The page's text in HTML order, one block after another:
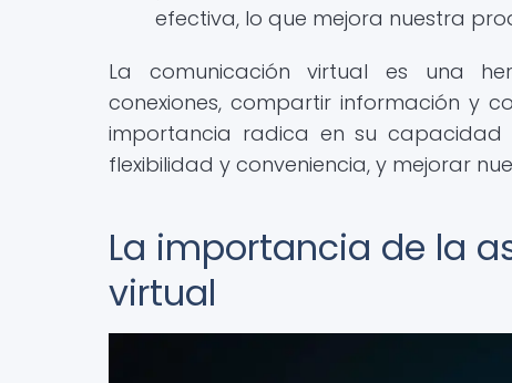
efectiva, lo que mejora nuestra
La comunicación virtual es una
conexiones, compartir información y
importancia radica en su
flexibilidad y conveniencia, y mejorar
La importancia de la
virtual